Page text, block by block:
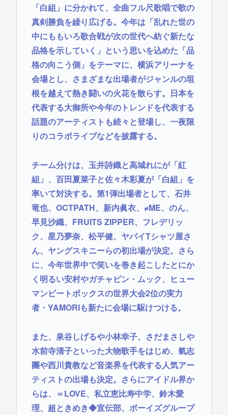
「白組」に分かれて、全曲フル尺歌唱で歌の
真剣勝負を繰り広げる。今年は「乱れた世の
中にももいろ歌合戦が次の世代へ紡ぐ新たな
品格を示していく」という思いを込めた「品
格の向こう側」をテーマに、横浜アリーナを
会場とし、さまざまな出場者がジャンルの垣
根を越えて熱き闘いの火花を散らす。日本を
代表する大御所や今年のトレンドを代表する
話題のアーティストも続々と登場し、一夜限
りのコラボライブなどを披露する。
チーム分けは、玉井詩織と高城れにが「紅
組」、百田夏菜子と佐々木彩夏が「白組」を
率いて対決する。第1弾出場者として、石井
竜也、OCTPATH、新内眞衣、≠ME、のん、
早見沙織、FRUITS ZIPPER、フレデリッ
ク、星乃夢奈、松平健、ヤバイTシャツ屋さ
ん、ヤングスキニーらの初出場が決定。さら
に、今年世界中で笑いを巻き起こしたとにか
く明るい安村やガチャピン・ムック、ヒュー
マンビートボックスの世界大会2位の実力
者・YAMORIも新たに会場に駆けつける。
また、泉谷しげるや小林幸子、さだまさしや
水前寺清子といった大物歌手をはじめ、氣志
團や西川貴教など音楽界を代表する人気アー
ティストの出場も決定。さらにアイドル界か
らは、＝LOVE、私立恵比寿中学、鈴木愛
理、超ときめき◆宣伝部、ボーイズグループ